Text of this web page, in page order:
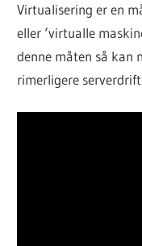
Virtualisering er en
eller ‘virtualle
denne måten så kan
rimerligere